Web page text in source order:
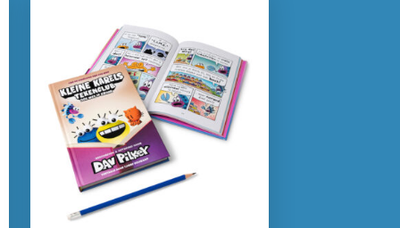
Kenmerken van dit boek
5 – 7 jaar 7 – 9 jaar
Actie & avontuur
Broers & zussen
Familie & gezin
Graphic novel/extra veel beeld
Dav Pilkey